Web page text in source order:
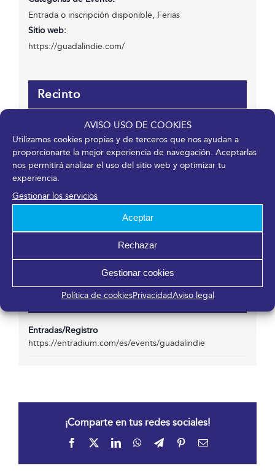
AVISO USO DE COOKIES
Utilizamos cookies propias y de terceros que nos ayudan a
proporcionarte la mejor experiencia de navegación. Aceptarlas
nos permitirá analizar el uso del sitio web y optimizar tu
experiencia.
Gestionar los servicios
Aceptar
Rechazar
Gestionar cookies
Política de cookiesPrivacidadAviso legal
Entrada o inscripción disponible, Ferias
Sitio web:
https://guadalindie.com/
Recinto
Fycma – Palacio de Ferias y Congresos de Málaga.
Avenida Ortega y Gasset, 201
Málaga, Málaga 29006 España
Organizador
Ver el sitio web del Organizador
Otro
Entradas/Registro
https://entradium.com/es/events/guadalindie
¡Comparte en tus redes sociales!
Facebook LinkedInWhatsApp
TelegramPinterestCorreo